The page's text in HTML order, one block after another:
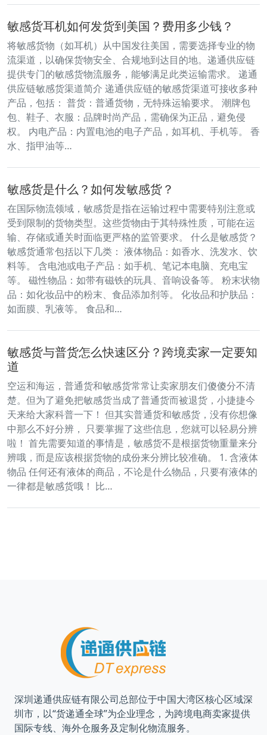
敏感货耳机如何发货到美国？费用多少钱？
将敏感货物（如耳机）从中国发往美国，需要选择专业的物
流渠道，以确保货物安全、合规地到达目的地。​递通供应链
提供专门的敏感货物流服务，能够满足此类运输需求。 递通
供应链敏感货渠道简介 递通供应链的敏感货渠道可接收多种
产品，包括：​ 普货：​普通货物，无特殊运输要求。​ 潮牌包
包、鞋子、衣服：​品牌时尚产品，需确保为正品，避免侵
权。​ 内电产品：​内置电池的电子产品，如耳机、手机等。​ 香
水、指甲油等…
敏感货是什么？如何发敏感货？
在国际物流领域，敏感货是指在运输过程中需要特别注意或
受到限制的货物类型。这些货物由于其特殊性质，可能在运
输、存储或通关时面临更严格的监管要求。 什么是敏感货？
敏感货通常包括以下几类： 液体物品：如香水、洗发水、饮
料等。 含电池或电子产品：如手机、笔记本电脑、充电宝
等。 磁性物品：如带有磁铁的玩具、音响设备等。 粉末状物
品：如化妆品中的粉末、食品添加剂等。 化妆品和护肤品：
如面膜、乳液等。 食品和…
敏感货与普货怎么快速区分？跨境卖家一定要知
道
空运和海运，普通货和敏感货常常让卖家朋友们傻傻分不清
楚。但为了避免把敏感货当成了普通货而被退货，小捷捷今
天来给大家科普一下！ 但其实普通货和敏感货，没有你想像
中那么不好分辨， 只要掌握了这些信息，您就可以轻易分辨
啦！ 首先需要知道的事情是，敏感货不是根据货物重量来分
辨哦，而是应该根据货物的成份来分辨比较准确。 1. 含液体
物品 任何还有液体的商品，不论是什么物品，只要有液体的
一律都是敏感货哦！ 比…
深圳递通供应链有限公司总部位于中国大湾区核心区域深
圳市，以“货递通全球”为企业理念，为跨境电商卖家提供
国际专线、海外仓服务及定制化物流服务。